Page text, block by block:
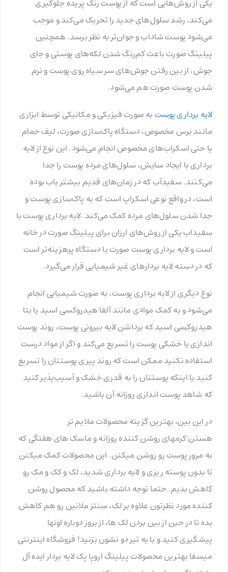
می‌کند، رشد سلول‌های جدید را تحریک می‌کند و موجب
می‌شود پوست شاداب و جوان‌تر به نظر برسد. همچنین
پیلینگ صورت باعث کم‌رنگ شدن لکه‌های پوستی و جای
جوش، از بین رفتن جوش‌های سر سیاه روی پوست و نرم
شدن پوست صورت هم می‌شود.
لایه برداری پوستبه صورت فیزیکی و مکانیکی توسط ابزاری
مانند برس مخصوص، دستگاه پاک‌سازی صورت، لیف حمام
یا حتی اسکراب‌های مخصوص انجام می‌شود. این نوع از لایه
برداری با ایجاد سایش، سلول‌های مرده پوست را جدا
می‌کنند. سفیدآب که در زمان‌های قدیم بیشتر باب بوده
است، در واقع نوعی اسکراپ است که به پاک‌سازی پوست و
جدا شدن سلول‌های مرده کمک می‌کند. لایه برداری پوست با
سفیداب یکی از روش‌های ارزان برای پیلینگ صورت در خانه
است و لایه برداری پوست صورت با دستگاه پرهزینه‌تر است
که در دسته لایه بردارهای غیر شیمیایی قرار می‌گیرد.
نوع دیگری از لایه برداری پوست، به صورت شیمیایی انجام
می‌شود و به کمک موادی مانند آلفا هیدروکسی اسید یا بتا
هیدروکسی اسید که برداشن لایه بیرونی پوست، روند پوست
اندازی یا خشکی پوست را تسریع می‌کند و اگر از مواد درست
استفاده نکنید ممکن است که روند پیری پوستتان را تسریع
کنید یا اینکه پوستتان را به قدری خشک و آسیب‌پذیر کنید
که شاهد پوست اندازی روزانه آن باشید.
در این بین، بهترین گزینه محصولات ملایم تر
هستن:کرمهای روشن کننده روزانه و ماسک های هفتگی که
به مرور پوست رو روشن میکنن. این محصولات کمک میکنن
تا بدون پوسته ریزی و لایه برداری شدید، لک و کک و مک رو
کاهش بدیم. حتما توجه داشته باشید که محصول روشن
کننده مورد نظرتون علاوه بر لک، سنتز ملانین رو هم کاهش
بده تا در حین از بین بردن لک ها، از بروز دوباره اونها
پیشگیری کنید و با یه تیر دو نشون بزنید! فروشگاه اینترنتی
میسفا بهترین محصولات پیلینگ اروپا پک لایه بردار ایده آل